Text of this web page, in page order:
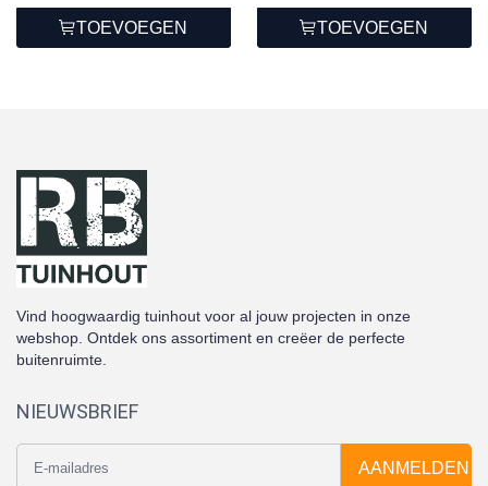
TOEVOEGEN TOEVOEGEN
Vind hoogwaardig tuinhout voor al jouw projecten in onze
webshop. Ontdek ons assortiment en creëer de perfecte
buitenruimte.
NIEUWSBRIEF
AANMELDEN